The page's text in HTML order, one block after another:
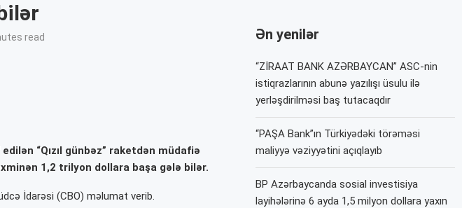
read
“Qızıl günbəz” raketdən müdafiə
1,2 trilyon dollara başa gələ bilər.
İdarəsi (CBO) məlumat verib.
Ən yenilər
“ZİRAAT BANK AZƏRBAYCAN” ASC-nin
istiqrazlarının abunə yazılışı üsulu ilə
yerləşdirilməsi baş tutacaqdır
“PAŞA Bank”ın Türkiyədəki törəməsi
maliyyə vəziyyətini açıqlayıb
BP Azərbaycanda sosial investisiya
layihələrinə 6 ayda 1,5 milyon dollara yaxın